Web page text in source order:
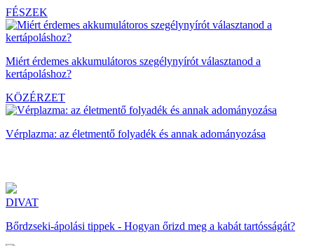
FÉSZEK
Miért érdemes akkumulátoros szegélynyírót választanod a
kertápoláshoz?
KÖZÉRZET
Vérplazma: az életmentő folyadék és annak adományozása
DIVAT
Bőrdzseki-ápolási tippek - Hogyan őrizd meg a kabát tartósságát?